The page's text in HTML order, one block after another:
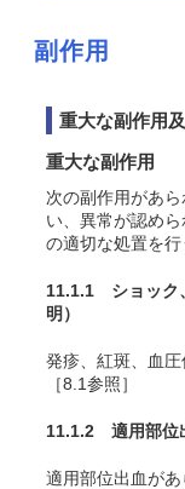
副作用
重大な副作用
重大な副作用
次の副作用があ
い、異常が認め
の適切な処置を行
11.1.1 ショック
明）
発疹、紅斑、血圧
［8.1参照］
11.1.2 適用部位
適用部位出血が